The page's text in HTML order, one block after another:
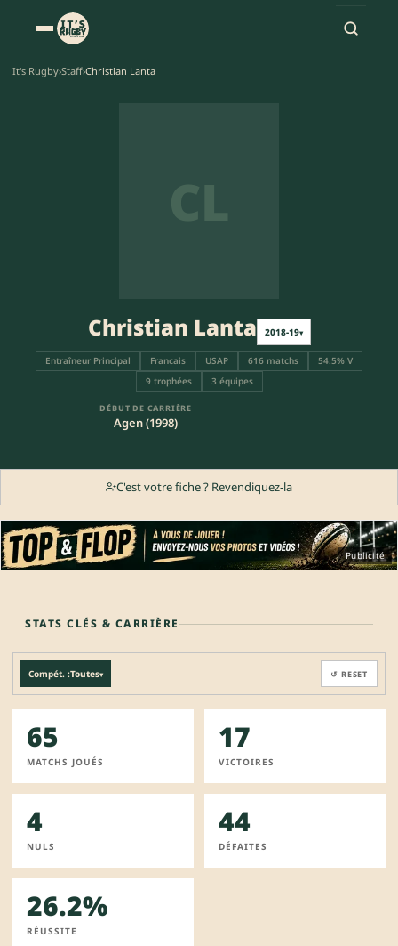
It's Rugby›Staff›Christian Lanta
CL
Christian Lanta 2018-19▾
Entraîneur Principal Francais USAP 616 matchs
54.5% V
9 trophées
3 équipes
DÉBUT DE CARRIÈRE
Agen (1998)
C'est votre fiche ? Revendiquez-la
Publicité
STATS CLÉS & CARRIÈRE
Compét. :Toutes▾ ↺ RESET
65
MATCHS JOUÉS
17
VICTOIRES
4
NULS
44
DÉFAITES
26.2%
RÉUSSITE